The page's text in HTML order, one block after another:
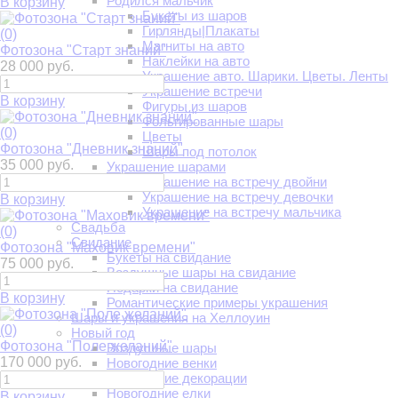
Букеты из шаров
Гирлянды|Плакаты
Магниты на авто
Наклейки на авто
Украшение авто. Шарики. Цветы. Ленты
Украшение встречи
Фигуры из шаров
Фольгированные шары
Цветы
Шары под потолок
Украшение шарами
Украшение на встречу двойни
Украшение на встречу девочки
Украшение на встречу мальчика
Свадьба
Свидание
Букеты на свидание
Воздушные шары на свидание
Подарки на свидание
Романтические примеры украшения
Шары и украшения на Хеллоуин
Новый год
Воздушные шары
Новогодние венки
Новогодние декорации
Новогодние елки
(0)
Фотозона "Старт знаний"
28 000 руб.
В корзину
(0)
Фотозона "Дневник знаний"
35 000 руб.
В корзину
(0)
Фотозона "Маховик времени"
75 000 руб.
В корзину
(0)
Фотозона "Поле желаний"
170 000 руб.